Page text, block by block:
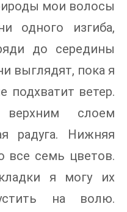
мои волосы
одного изгиба,
до середины
выглядят, пока я
подхватит ветер.
слоем
радуга. Нижняя
все семь цветов.
я могу их
на волю.